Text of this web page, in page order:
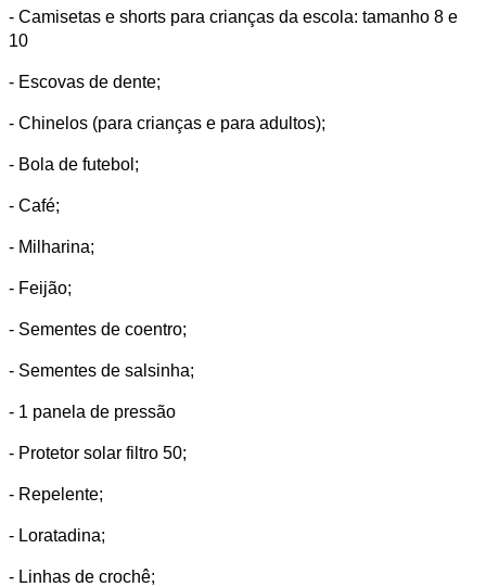
- Camisetas e shorts para crianças da escola: tamanho 8 e
10
- Escovas de dente;
- Chinelos (para crianças e para adultos);
- Bola de futebol;
- Café;
- Milharina;
- Feijão;
- Sementes de coentro;
- Sementes de salsinha;
- 1 panela de pressão
- Protetor solar filtro 50;
- Repelente;
- Loratadina;
- Linhas de crochê;